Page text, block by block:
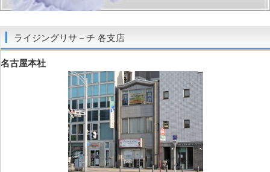
ライジングリサ－チ 各支店
名古屋本社